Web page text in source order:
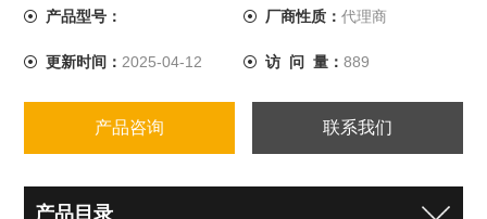
产品型号： 厂商性质： 代理商
更新时间： 2025-04-12 访 问 量： 889
产品咨询 联系我们
产品目录